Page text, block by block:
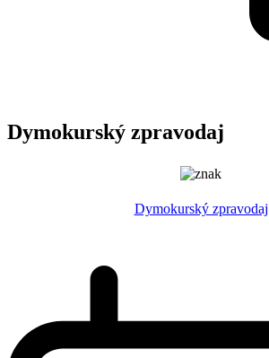
Dymokurský zpravodaj
Dymokurský zpravodaj